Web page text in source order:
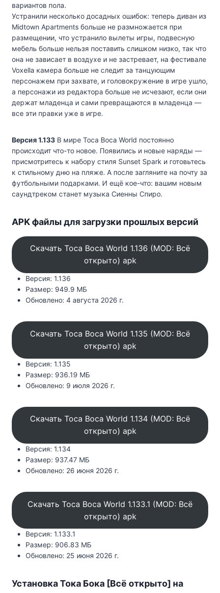
вариантов пола.
Устранили несколько досадных ошибок: теперь диван из
Midtown Apartments больше не размножается при
размещении, что устранило вылеты игры, подвесную
мебель больше нельзя поставить слишком низко, так что
она не зависает в воздухе и не застревает, на фестивале
Voxella камера больше не следит за танцующим
персонажем при захвате, и головокружение в игре ушло,
а персонажи из редактора больше не исчезают, если они
держат младенца и сами превращаются в младенца —
все эти правки уже в игре.
Версия 1.133 В мире Toca Boca World постоянно
происходит что-то новое. Появились и новые наряды —
присмотритесь к набору стиля Sunset Spark и готовьтесь
к стильному дню на пляже. А после загляните на почту за
футбольными подарками. И ещё кое-что: вашим новым
саундтреком станет музыка Сиенны Спиро.
APK файлы для загрузки прошлых версий
Скачать Toca Boca World 1.136 (MOD: Всё
открыто) apk
Версия: 1.136
Размер: 949.9 МБ
Обновлено: 4 августа 2026 г.
Скачать Toca Boca World 1.135 (MOD: Всё
открыто) apk
Версия: 1.135
Размер: 936.19 МБ
Обновлено: 9 июля 2026 г.
Скачать Toca Boca World 1.134 (MOD: Всё
открыто) apk
Версия: 1.134
Размер: 937.47 МБ
Обновлено: 26 июня 2026 г.
Скачать Toca Boca World 1.133.1 (MOD: Всё
открыто) apk
Версия: 1.133.1
Размер: 906.83 МБ
Обновлено: 25 июня 2026 г.
Установка Тока Бока [Всё открыто] на